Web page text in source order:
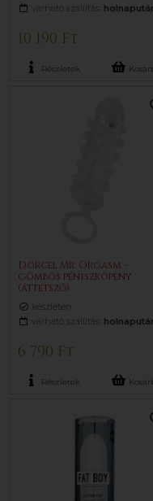
várható szállítás:
10 190 Ft
Részletek
Dorcel Mr. Orgasm -
gömbös péniszköpeny
(áttetsző)
készleten
várható szállítás:
6 790 Ft
Részletek